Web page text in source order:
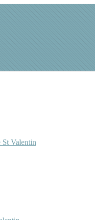
Valentin